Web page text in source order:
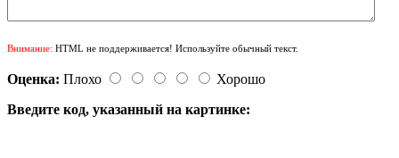
Внимание: HTML не поддерживается! Используйте обычный текст.
Оценка: Плохо
Хорошо
Введите код, указанный на картинке: